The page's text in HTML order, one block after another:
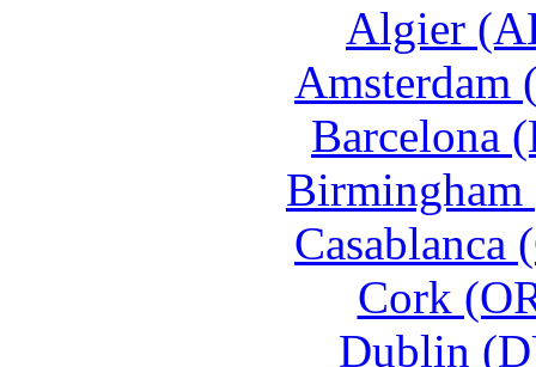
Algier
Amsterdam
Barcelona
Casablanca
Cork
Dublin